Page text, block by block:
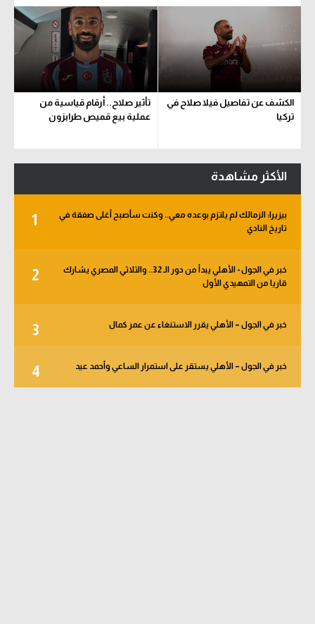
الكشف عن تفاصيل فيلا صلاح في
تركيا
تأثير صلاح.. أرقام قياسية من
عملية بيع قميص طرابزون
الأكثر مشاهدة
1
بيزيرا: الزمالك لم يلتزم بوعده معي.. وكنت سأصبح أغلى صفقة في
تاريخ النادي
2
خبر في الجول - الأهلي يبدأ من دور الـ 32.. والثلاثي المصري يشارك
قاريا من التمهيدي الأول
3 خبر في الجول – الأهلي يقرر الاستنغاء عن عمر كمال
4 خبر في الجول – الأهلي يستقر على استمرار الساعي وأحمد عيد